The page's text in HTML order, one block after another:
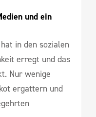
und ein
in den sozialen
erregt und das
Nur wenige
ergattern und